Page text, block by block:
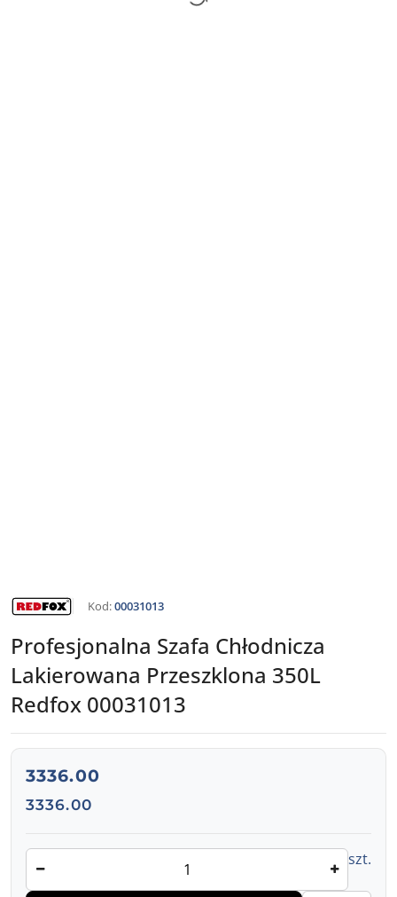
NAZWA
PRODUCENTA:Kod:00031013
Profesjonalna Szafa Chłodnicza
Lakierowana Przeszklona 350L
Redfox 00031013
cena:
3336.00
Cena:
3336.00
szt.